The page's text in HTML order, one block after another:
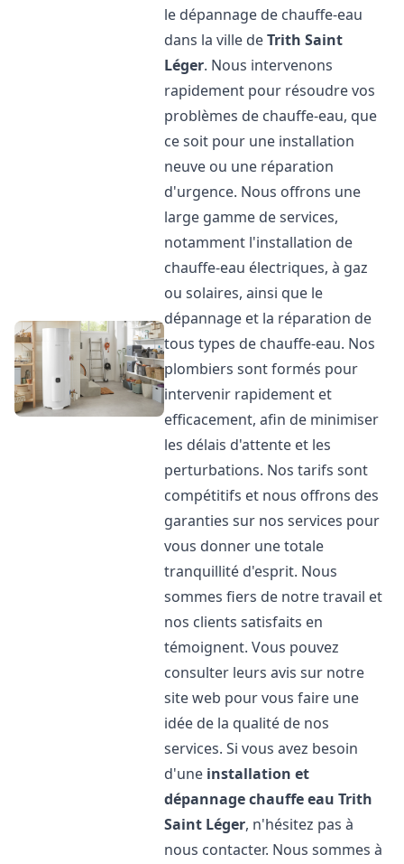
le dépannage de chauffe-eau
dans la ville deTrith Saint
Léger. Nous intervenons
rapidement pour résoudre vos
problèmes de chauffe-eau, que
ce soit pour une installation
neuve ou une réparation
d'urgence. Nous offrons une
large gamme de services,
notamment l'installation de
chauffe-eau électriques, à gaz
ou solaires, ainsi que le
dépannage et la réparation de
tous types de chauffe-eau. Nos
plombiers sont formés pour
intervenir rapidement et
efficacement, afin de minimiser
les délais d'attente et les
perturbations. Nos tarifs sont
compétitifs et nous offrons des
garanties sur nos services pour
vous donner une totale
tranquillité d'esprit. Nous
sommes fiers de notre travail et
nos clients satisfaits en
témoignent. Vous pouvez
consulter leurs avis sur notre
site web pour vous faire une
idée de la qualité de nos
services. Si vous avez besoin
d'une installation et
dépannage chauffe eau Trith
Saint Léger, n'hésitez pas à
nous contacter. Nous sommes à